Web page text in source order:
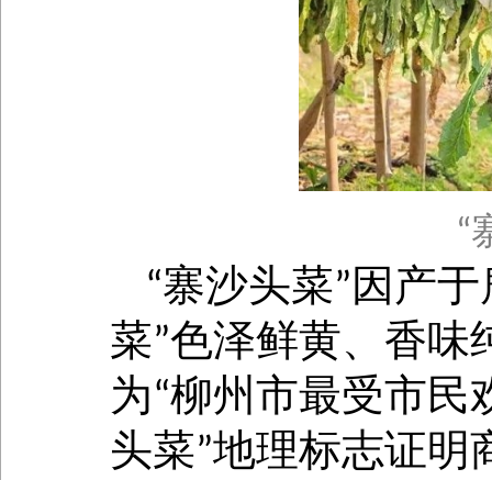
“
“寨沙头菜” 因产
菜”色泽鲜黄、香味
为“柳州市最受市民
头菜”地理标志证明